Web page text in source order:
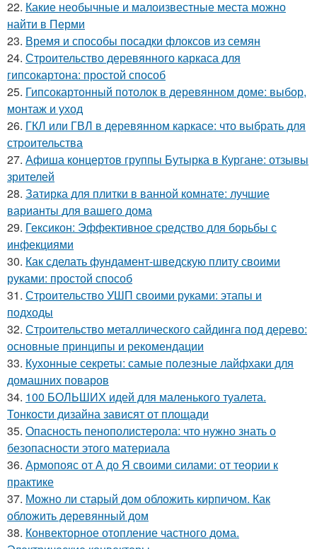
22. Какие необычные и малоизвестные места можно
найти в Перми
23. Время и способы посадки флоксов из семян
24. Строительство деревянного каркаса для
гипсокартона: простой способ
25. Гипсокартонный потолок в деревянном доме: выбор,
монтаж и уход
26. ГКЛ или ГВЛ в деревянном каркасе: что выбрать для
строительства
27. Афиша концертов группы Бутырка в Кургане: отзывы
зрителей
28. Затирка для плитки в ванной комнате: лучшие
варианты для вашего дома
29. Гексикон: Эффективное средство для борьбы с
инфекциями
30. Как сделать фундамент-шведскую плиту своими
руками: простой способ
31. Строительство УШП своими руками: этапы и
подходы
32. Строительство металлического сайдинга под дерево:
основные принципы и рекомендации
33. Кухонные секреты: самые полезные лайфхаки для
домашних поваров
34. 100 БОЛЬШИХ идей для маленького туалета.
Тонкости дизайна зависят от площади
35. Опасность пенополистерола: что нужно знать о
безопасности этого материала
36. Армопояс от А до Я своими силами: от теории к
практике
37. Можно ли старый дом обложить кирпичом. Как
обложить деревянный дом
38. Конвекторное отопление частного дома.